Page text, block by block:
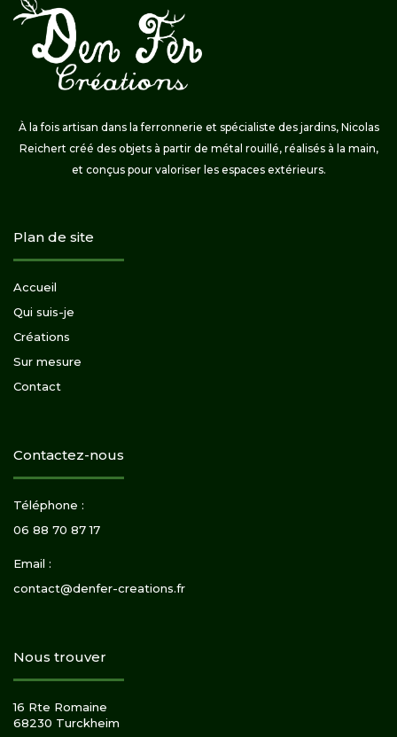
À la fois artisan dans la ferronnerie et spécialiste des jardins, Nicolas
Reichert créé des objets à partir de métal rouillé, réalisés à la main,
et conçus pour valoriser les espaces extérieurs.
Plan de site
Accueil
Qui suis-je
Créations
Sur mesure
Contact
Contactez-nous
Téléphone :
06 88 70 87 17
Email :
contact@denfer-creations.fr
Nous trouver
16 Rte Romaine
68230 Turckheim